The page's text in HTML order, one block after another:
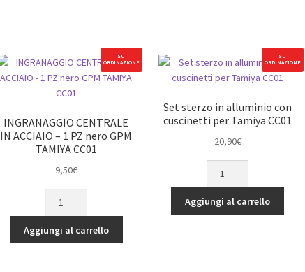
-
1PR
nero
GPM
TAMIYA
CC01
nero
GPM
TAMIYA
CC01
SU
ORDINAZIONE
INGRANAGGIO CENTRALE
IN ACCIAIO – 1 PZ nero GPM
TAMIYA CC01
9,50€
IN
ACCIAIO
Aggiungi al carrello
SU
ORDINAZIONE
Set sterzo in alluminio con
cuscinetti per Tamiya CC01
20,90€
in
alluminio
Aggiungi al carrello